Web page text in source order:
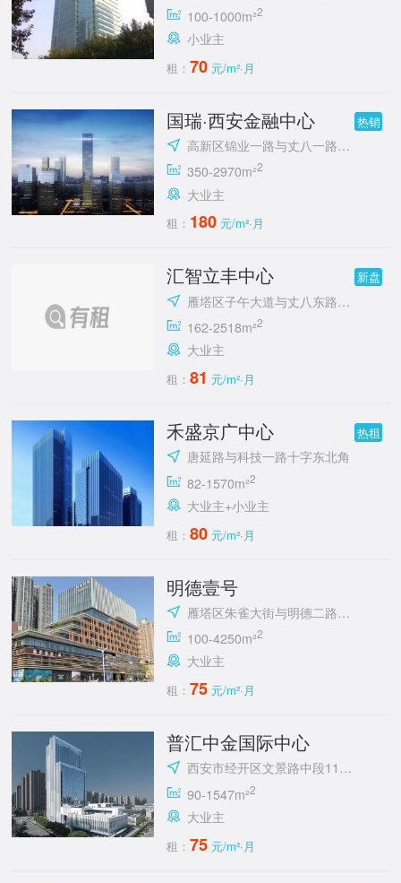
100-1000m²2
小业主
租：70 元/m²·月
国瑞·西安金融中心 热销
高新区锦业一路与丈八一路交汇处东南角
350-2970m²2
大业主
租： 180 元/m²·月
汇智立丰中心 新盘
雁塔区子午大道与丈八东路十字立丰城
162-2518m²2
大业主
租：81 元/m²·月
禾盛京广中心 热租
唐延路与科技一路十字东北角
82-1570m²2
大业主+小业主
租：80 元/m²·月
明德壹号
雁塔区朱雀大街与明德二路十字东北角
100-4250m²2
大业主
租：75 元/m²·月
普汇中金国际中心
西安市经开区文景路中段118号
90-1547m²2
大业主
租：75 元/m²·月